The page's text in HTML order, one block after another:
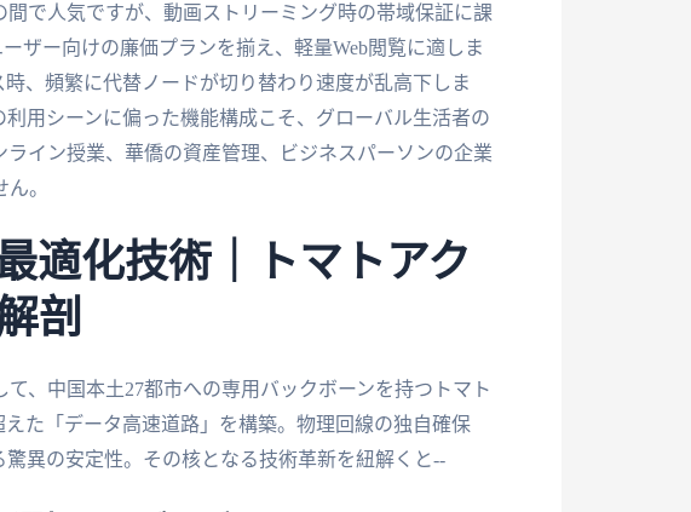
で人気ですが、動画ストリーミング時の帯域保証に課
ザー向けの廉価プランを揃え、軽量Web閲覧に適しま
、頻繁に代替ノードが切り替わり速度が乱高下しま
用シーンに偏った機能構成こそ、グローバル生活者の
イン授業、華僑の資産管理、ビジネスパーソンの企業
。
適化技術｜トマトアク
剖
、中国本土27都市への専用バックボーンを持つトマト
た「データ高速道路」を構築。物理回線の独自確保
異の安定性。その核となる技術革新を紐解くと--